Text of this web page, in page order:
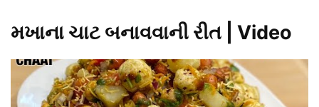
મખાના ચાટ બનાવવાની રીત | Video